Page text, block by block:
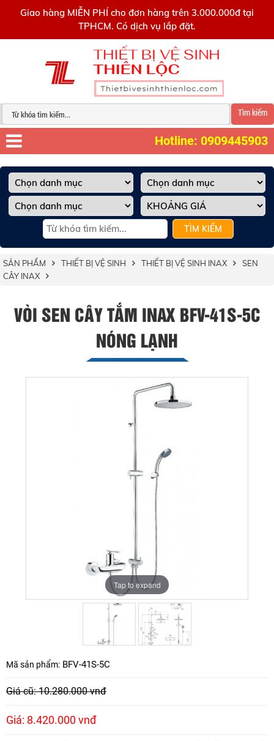
Giao hàng MIỄN PHÍ cho đơn hàng trên 3.000.000đ tại
TPHCM. Có dịch vụ lắp đặt.
Tìm kiếm
Hotline: 0909445903
TÌM KIẾM
SẢN PHẨM THIẾT BỊ VỆ SINH THIẾT BỊ VỆ SINH INAX
SEN
CÂY INAX
VÒI SEN CÂY TẮM INAX BFV-41S-5C
NÓNG LẠNH
Tap to expand
Tap to expand
Mã sản phẩm: BFV-41S-5C
Giá cũ: 10.280.000 vnđ
Giá: 8.420.000 vnđ
0909445903